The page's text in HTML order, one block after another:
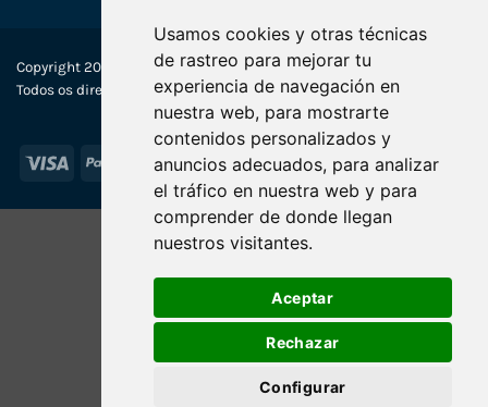
Usamos cookies y otras técnicas
de rastreo para mejorar tu
experiencia de navegación en
nuestra web, para mostrarte
contenidos personalizados y
anuncios adecuados, para analizar
el tráfico en nuestra web y para
comprender de donde llegan
nuestros visitantes.
Aceptar
Rechazar
Configurar
Copyright 2022-2025 © Ecosistemas Informáticos España SL –
Todos os direitos reservados
Visa PayPal Stripe MasterCard